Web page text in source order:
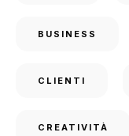
BUSINESS
CLIENTI
CREATIVITÀ